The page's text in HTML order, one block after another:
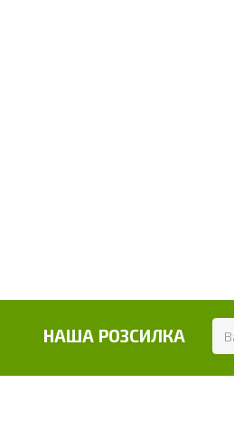
НАША РОЗСИЛКА